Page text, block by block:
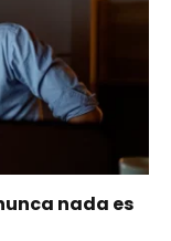
nada es